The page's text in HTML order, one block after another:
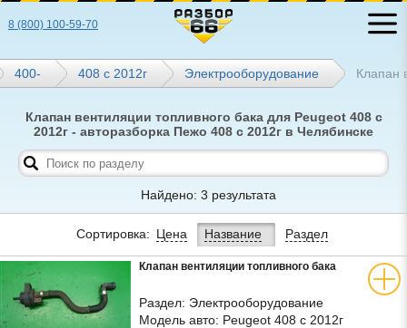
8 (800) 100-59-70
400- 408 с 2012г Электрооборудование Клапан
Клапан вентиляции топливного бака для Peugeot 408 с
2012г - авторазборка Пежо 408 с 2012г в Челябинске
Найдено: 3 результата
Сортировка: Цена Название Раздел
Клапан вентиляции топливного бака
Раздел: Электрооборудование
Модель авто: Peugeot 408 с 2012г